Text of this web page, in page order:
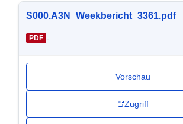
S000.A3N_Weekbericht_3361.pdf
PDF -
Vorschau
Zugriff